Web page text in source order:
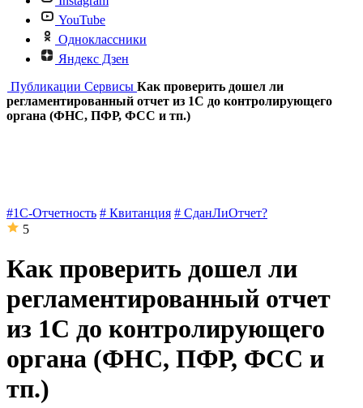
YouTube
Одноклассники
Яндекс Дзен
Публикации Сервисы Как проверить дошел ли
регламентированный отчет из 1С до контролирующего
органа (ФНС, ПФР, ФСС и тп.)
#1С-Отчетность # Квитанция # СданЛиОтчет?
5
Как проверить дошел ли
регламентированный отчет
из 1С до контролирующего
органа (ФНС, ПФР, ФСС и
тп.)